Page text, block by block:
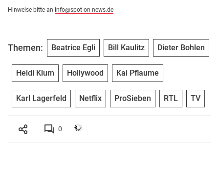
Hinweise bitte an info@spot-on-news.de
Themen: Beatrice Egli Bill Kaulitz Dieter Bohlen
Heidi Klum Hollywood Kai Pflaume
Karl Lagerfeld Netflix ProSieben RTL TV
0